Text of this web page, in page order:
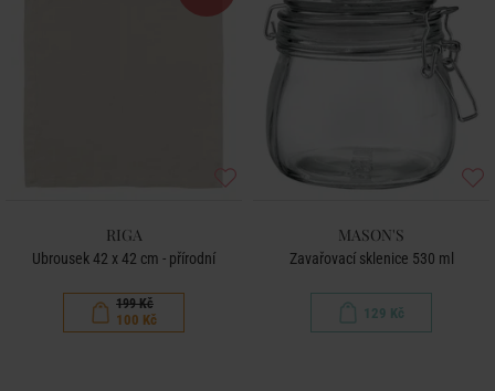
RIGA
Ubrousek 42 x 42 cm - přírodní
199 Kč
100 Kč
MASON'S
Zavařovací sklenice 530 ml
129 Kč